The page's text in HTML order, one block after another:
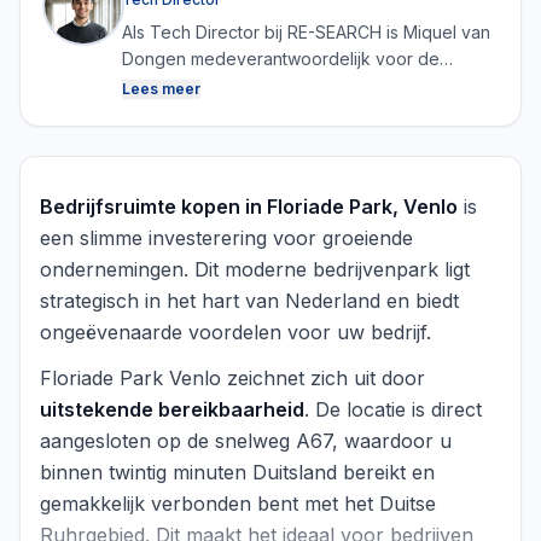
Als Tech Director bij RE-SEARCH is Miquel van
Dongen medeverantwoordelijk voor de
ontwikkeling van het platform en het
genereren.
Lees meer
Bedrijfsruimte kopen in Floriade Park, Venlo is
een slimme investerering voor groeiende
ondernemingen. Dit moderne bedrijvenpark ligt
strategisch in het hart van Nederland en biedt
ongeëvenaarde voordelen voor uw bedrijf.
Floriade Park Venlo zeichnet zich uit door
uitstekende bereikbaarheid. De locatie is direct
aangesloten op de snelweg A67, waardoor u
binnen twintig minuten Duitsland bereikt en
gemakkelijk verbonden bent met het Duitse
Ruhrgebied. Dit maakt het ideaal voor bedrijven